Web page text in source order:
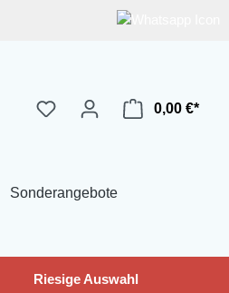
0,00 €*
Sonderangebote
Riesige Auswahl